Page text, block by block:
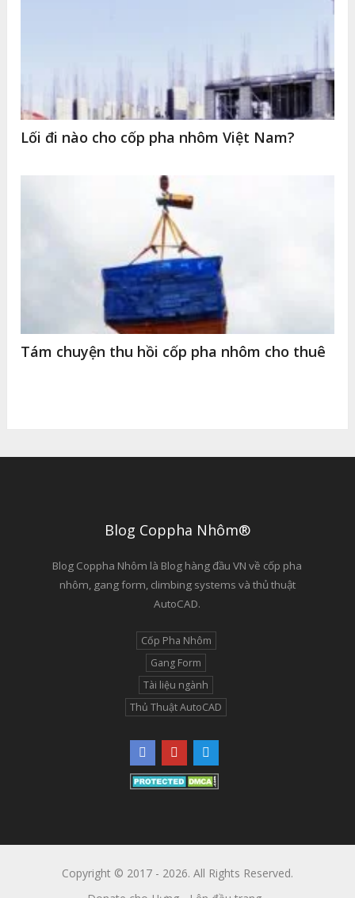
Lối đi nào cho cốp pha nhôm Việt Nam?
Tám chuyện thu hồi cốp pha nhôm cho thuê
Blog Coppha Nhôm®
Blog Coppha Nhôm là Blog hàng đầu VN về cốp pha
nhôm, gang form, climbing systems và thủ thuật
AutoCAD.
Cốp Pha Nhôm
Gang Form
Tài liệu ngành
Thủ Thuật AutoCAD
Copyright © 2017 - 2026. All Rights Reserved.